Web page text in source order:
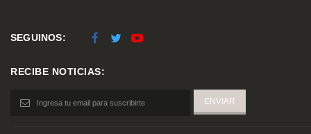
SEGUINOS:
RECIBE NOTICIAS: